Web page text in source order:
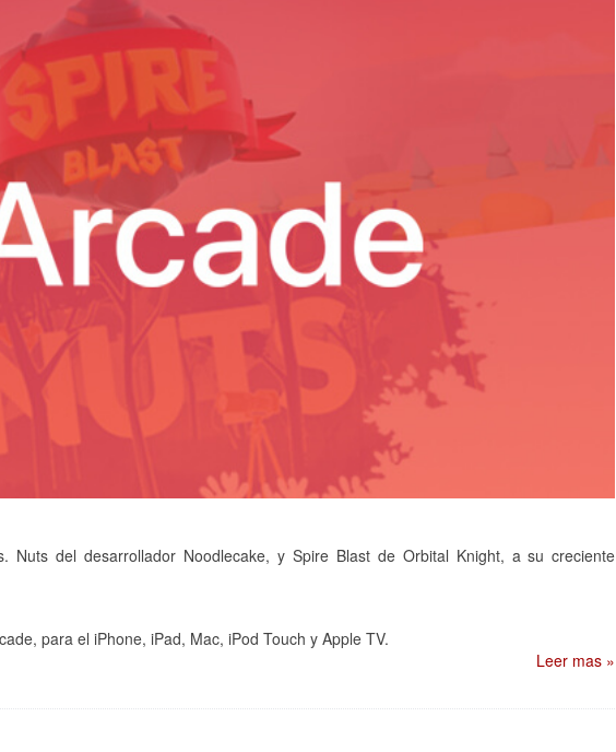
Nuts del desarrollador Noodlecake, y Spire Blast de Orbital Knight, a su creciente
para el iPhone, iPad, Mac, iPod Touch y Apple TV.
Leer mas »